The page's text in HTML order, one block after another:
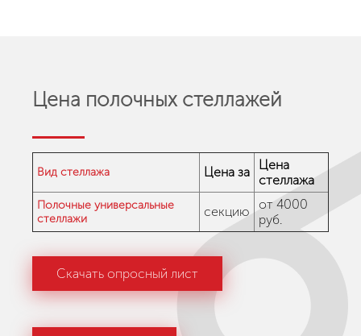
Цена полочных стеллажей
Вид стеллажа Цена за
Цена
стеллажа
Полочные универсальные
стеллажи
секцию
от 4000
руб.
Скачать опросный лист